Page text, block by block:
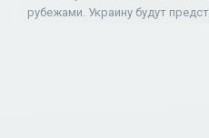
рубежами. Украину будут